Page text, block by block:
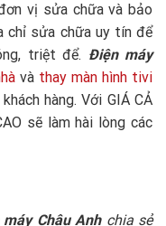
vị sửa chữa và bảo
chỉ sửa chữa uy tín để
triệt để. Điện máy
và thay màn hình tivi
hàng. Với GIÁ CẢ
sẽ làm hài lòng các
Châu Anhchia sẻ